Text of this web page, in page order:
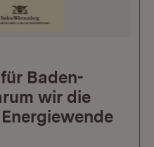
Baden-
wir die